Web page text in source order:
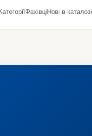
ФахівціНові в каталозі